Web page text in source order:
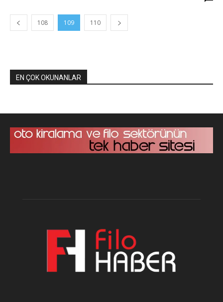
108 109 110
EN ÇOK OKUNANLAR